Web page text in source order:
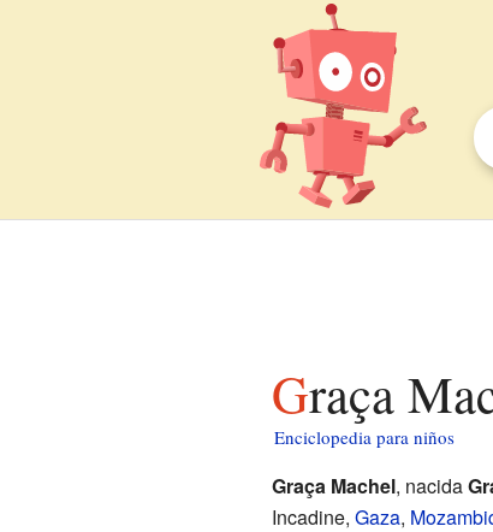
Graça
Enciclopedia para niños
Graça Machel, nacida
Incadine, Gaza,